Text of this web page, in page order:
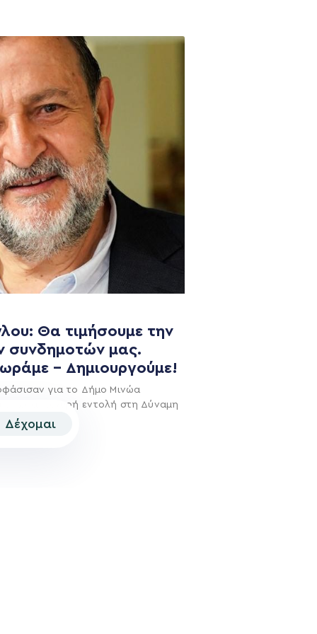
Θα τιμήσουμε την
συνδημοτών μας.
– Δημιουργούμε!
για το Δήμο Μινώα
έδωσαν ισχυρή εντολή στη Δύναμη
Δέχομαι